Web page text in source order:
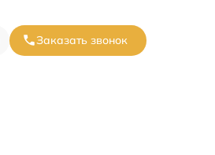
Заказать звонок